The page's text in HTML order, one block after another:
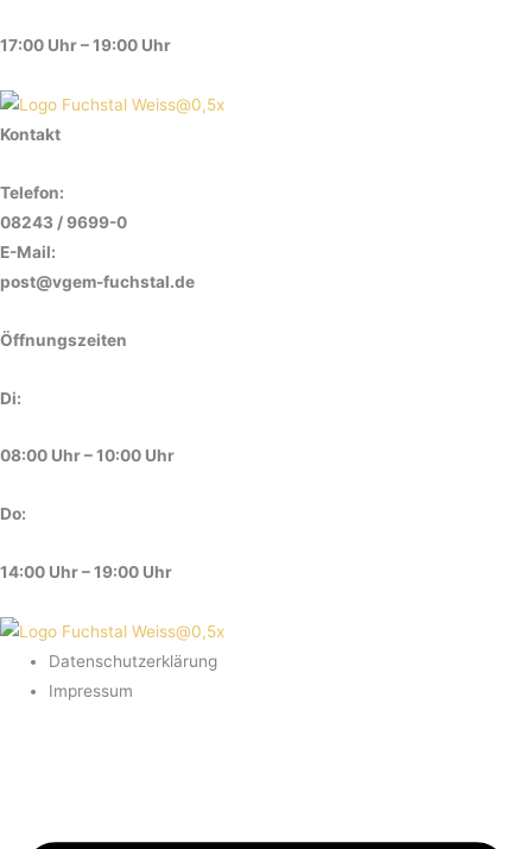
17:00 Uhr – 19:00 Uhr
Kontakt
Telefon:
08243 / 9699-0
E-Mail:
post@vgem-fuchstal.de
Öffnungszeiten
Di:
08:00 Uhr – 10:00 Uhr
Do:
14:00 Uhr – 19:00 Uhr
Datenschutzerklärung
Impressum